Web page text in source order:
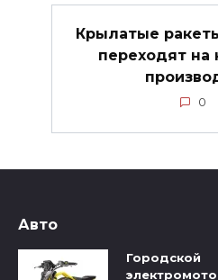
Крылатые
переходят на
0
Авто
Городской